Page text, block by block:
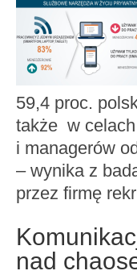
59,4 proc.
także w
i managerów
– wynika z
przez firmę
nad